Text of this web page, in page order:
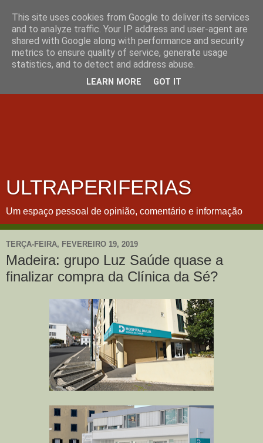
ULTRAPERIFERIAS
Um espaço pessoal de opinião, comentário e informação
TERÇA-FEIRA, FEVEREIRO 19, 2019
Madeira: grupo Luz Saúde quase a
finalizar compra da Clínica da Sé?
This site uses cookies from Google to deliver its services
and to analyze traffic. Your IP address and user-agent are
shared with Google along with performance and security
metrics to ensure quality of service, generate usage
statistics, and to detect and address abuse.
LEARN MORE GOT IT